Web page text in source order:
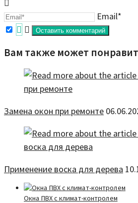
Email*
Вам также может
Замена окон при ремонте
Применение воска для дерева
Окна ПВХ с климат-контролем